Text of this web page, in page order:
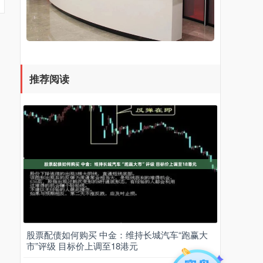
推荐阅读
股票配债如何购买 中金：维持长城汽车“跑赢大
市”评级 目标价上调至18港元